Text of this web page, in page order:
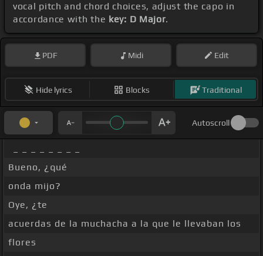
vocal pitch and chord choices, adjust the capo in
accordance with the key: D Major.
PDF Midi Edit
Hide lyrics Blocks Traditional
Autoscroll
Bueno, ¿qué
onda mijo?
Oye, ¿te
acuerdas de la muchacha a la que le llevaban los
flores